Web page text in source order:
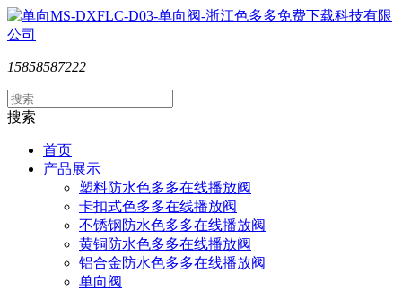
15858587222
搜索
首页
产品展示
塑料防水色多多在线播放阀
卡扣式色多多在线播放阀
不锈钢防水色多多在线播放阀
黄铜防水色多多在线播放阀
铝合金防水色多多在线播放阀
单向阀